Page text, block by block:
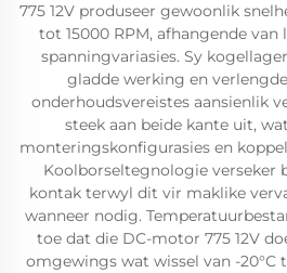
775 12V produseer gewoonlik
tot 15000 RPM, afhangende
spanningvariasies. Sy
gladde werking en
onderhoudsvereistes aansienlik
steek aan beide kante uit,
monteringskonfigurasies en
Koolborseltegnologie verseker
kontak terwyl dit vir maklike
wanneer nodig.
toe dat die DC-motor 775 12V
omgewings wat wissel van -20°C